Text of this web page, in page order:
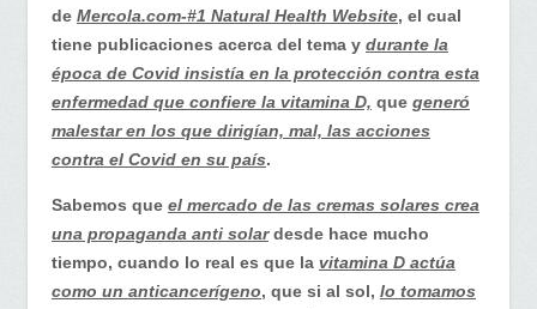
de Mercola.com-#1 Natural Health Website, el cual
tiene publicaciones acerca del tema y durante la
época de Covid insistía en la protección contra esta
enfermedad que confiere la vitamina D, que generó
malestar en los que dirigían, mal, las acciones
contra el Covid en su país.
Sabemos que el mercado de las cremas solares crea
una propaganda anti solardesde hace mucho
tiempo, cuando lo real es que la vitamina D actúa
como un anticancerígeno, que si al sol, lo tomamos